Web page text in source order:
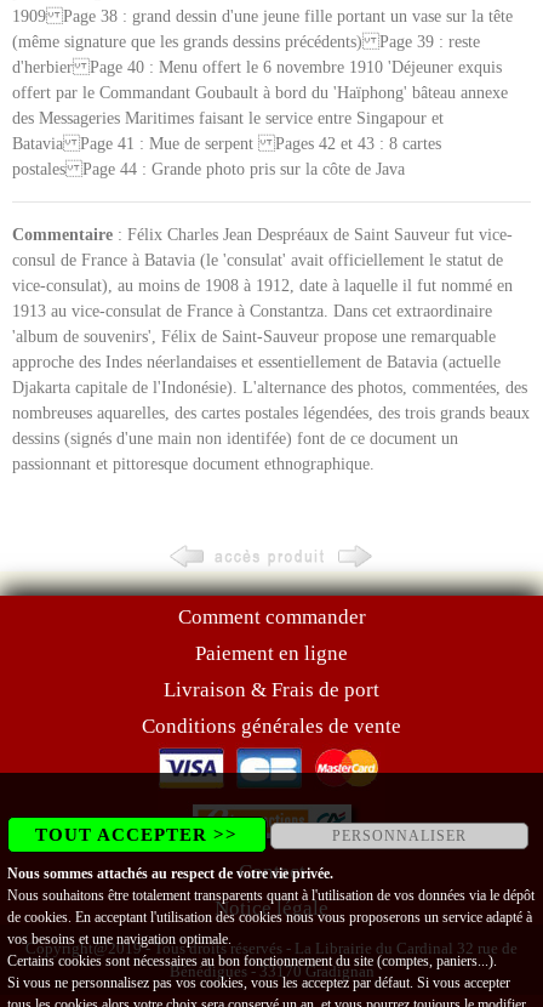
1909 Page 38 : grand dessin d'une jeune fille portant un vase sur la tête
(même signature que les grands dessins précédents) Page 39 : reste
d'herbier Page 40 : Menu offert le 6 novembre 1910 'Déjeuner exquis
offert par le Commandant Goubault à bord du 'Haïphong' bâteau annexe
des Messageries Maritimes faisant le service entre Singapour et
Batavia Page 41 : Mue de serpent Pages 42 et 43 : 8 cartes
postales Page 44 : Grande photo pris sur la côte de Java
Commentaire : Félix Charles Jean Despréaux de Saint Sauveur fut vice-
consul de France à Batavia (le 'consulat' avait officiellement le statut de
vice-consulat), au moins de 1908 à 1912, date à laquelle il fut nommé en
1913 au vice-consulat de France à Constantza. Dans cet extraordinaire
'album de souvenirs', Félix de Saint-Sauveur propose une remarquable
approche des Indes néerlandaises et essentiellement de Batavia (actuelle
Djakarta capitale de l'Indonésie). L'alternance des photos, commentées, des
nombreuses aquarelles, des cartes postales légendées, des trois grands beaux
dessins (signés d'une main non identifée) font de ce document un
passionnant et pittoresque document ethnographique.
Comment commander
Paiement en ligne
Livraison & Frais de port
Conditions générales de vente
Contact
Notice légale
Copyright@2019 - Tous droits réservés - La Librairie du Cardinal 32 rue de
Bénédigues - 33170 Gradignan
TOUT ACCEPTER >> PERSONNALISER
Nous sommes attachés au respect de votre vie privée.
Nous souhaitons être totalement transparents quant à l'utilisation de vos données via le dépôt
de cookies. En acceptant l'utilisation des cookies nous vous proposerons un service adapté à
vos besoins et une navigation optimale.
Certains cookies sont nécessaires au bon fonctionnement du site (comptes, paniers...).
Si vous ne personnalisez pas vos cookies, vous les acceptez par défaut. Si vous accepter